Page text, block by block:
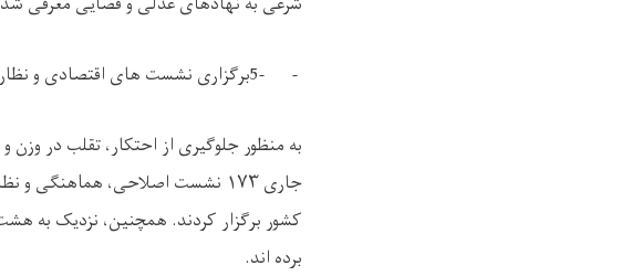
5- -برگزاری نشست‌ های اقتصادی و
به‌ منظور جلوگیری از احتکار، تقلب در
جاری۱۷۳ نشست اصلاحی، هماهنگی و
کشور برگزار کردند. همچنین، نزدیک به
برده اند.